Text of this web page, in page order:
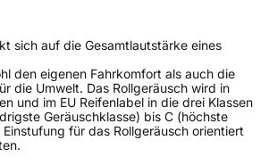
sich auf die Gesamtlautstärke eines
den eigenen Fahrkomfort als auch die
die Umwelt. Das Rollgeräusch wird in
und im EU Reifenlabel in die drei Klassen
Geräuschklasse) bis C (höchste
für das Rollgeräusch orientiert